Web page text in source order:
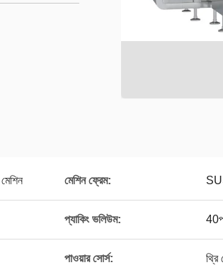
মেশিন ফ্রেম:
প্যাকিং ভলিউম:
পাওয়ার সোর্স: